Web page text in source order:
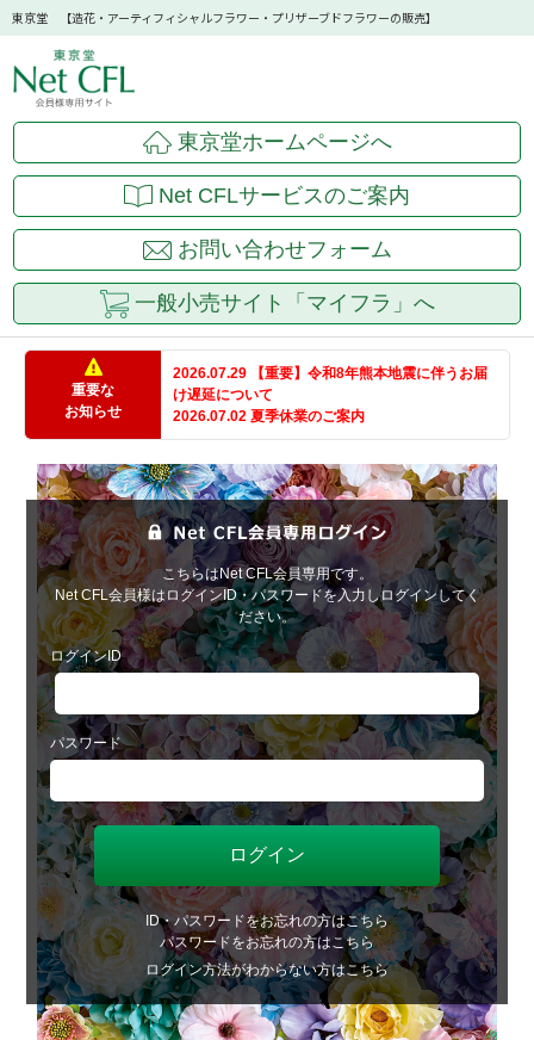
東京堂 【造花・アーティフィシャルフラワー・プリザーブドフラワーの販売】
東京堂ホームページへ
Net CFLサービスのご案内
お問い合わせフォーム
一般小売サイト「マイフラ」へ
重要な
お知らせ
2026.07.29 【重要】令和8年熊本地震に伴うお届
け遅延について
2026.07.02 夏季休業のご案内
こちらはNet CFL会員専用です。
Net CFL会員様はログインID・パスワードを入力しログインしてく
ださい。
ログインID
パスワード
ID・パスワードをお忘れの方はこちら
パスワードをお忘れの方はこちら
ログイン方法がわからない方はこちら